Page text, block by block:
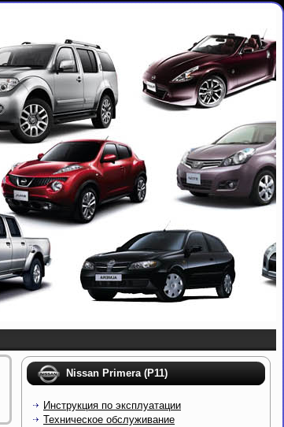
Nissan Primera (P11)
Инструкция по эксплуатации
Техническое обслуживание